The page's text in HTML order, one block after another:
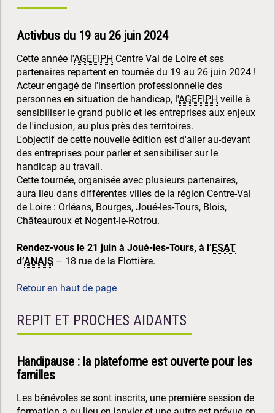
Activbus du 19 au 26 juin 2024
Cette année l'AGEFIPH Centre Val de Loire et ses
partenaires repartent en tournée du 19 au 26 juin 2024 !
Acteur engagé de l'insertion professionnelle des
personnes en situation de handicap, l'AGEFIPH veille à
sensibiliser le grand public et les entreprises aux enjeux
de l'inclusion, au plus près des territoires.
L'objectif de cette nouvelle édition est d'aller au-devant
des entreprises pour parler et sensibiliser sur le
handicap au travail.
Cette tournée, organisée avec plusieurs partenaires,
aura lieu dans différentes villes de la région Centre-Val
de Loire : Orléans, Bourges, Joué-les-Tours, Blois,
Châteauroux et Nogent-le-Rotrou.
Rendez-vous le 21 juin à Joué-les-Tours, à l’ ESAT
d’ANAIS – 18 rue de la Flottière.
Retour en haut de page
REPIT ET PROCHES AIDANTS
Handipause : la plateforme est ouverte pour les
familles
Les bénévoles se sont inscrits, une première session de